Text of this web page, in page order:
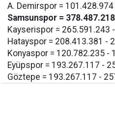
A. Demirspor =
Samsunspor =
Kayserispor = 265.591.243
Hatayspor = 208.413.381 -
Konyaspor = 120.782.235 -
Eyüpspor = 193.267.117 -
Göztepe = 193.267.117 -